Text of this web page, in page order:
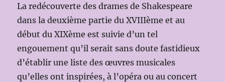
La redécouverte des drames de Shakespeare
dans la deuxième partie du XVIIIème et au
début du XIXème est suivie d’un tel
engouement qu’il serait sans doute fastidieux
d’établir une liste des œuvres musicales
qu’elles ont inspirées, à l’opéra ou au concert